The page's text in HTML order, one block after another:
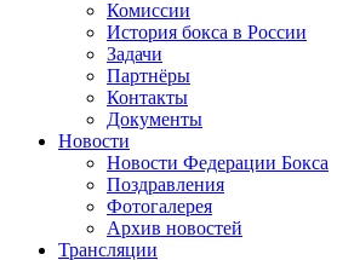
Комиссии
История бокса в России
Задачи
Партнёры
Контакты
Документы
Новости
Новости Федерации Бокса
Поздравления
Фотогалерея
Архив новостей
Трансляции